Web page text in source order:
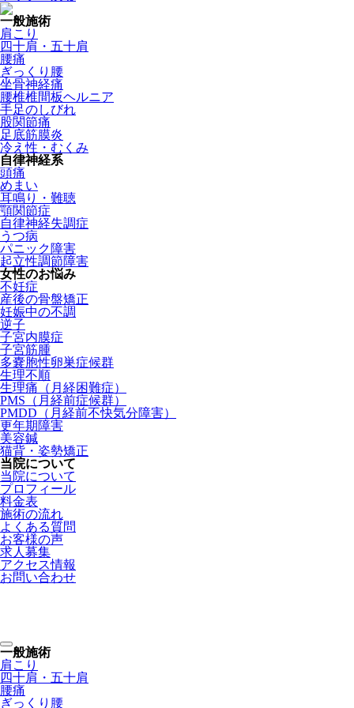
一般施術
肩こり
四十肩・五十肩
腰痛
ぎっくり腰
坐骨神経痛
腰椎椎間板ヘルニア
手足のしびれ
股関節痛
足底筋膜炎
冷え性・むくみ
自律神経系
頭痛
めまい
耳鳴り・難聴
顎関節症
自律神経失調症
うつ病
パニック障害
起立性調節障害
女性のお悩み
不妊症
産後の骨盤矯正
妊娠中の不調
逆子
子宮内膜症
子宮筋腫
多嚢胞性卵巣症候群
生理不順
生理痛（月経困難症）
PMS（月経前症候群）
PMDD（月経前不快気分障害）
更年期障害
美容鍼
猫背・姿勢矯正
当院について
当院について
プロフィール
料金表
施術の流れ
よくある質問
お客様の声
求人募集
アクセス情報
お問い合わせ
一般施術
肩こり
四十肩・五十肩
腰痛
ぎっくり腰